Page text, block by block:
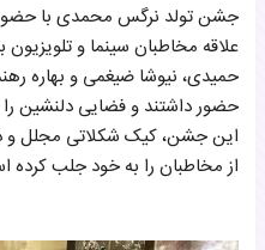
جشن تولد نرگس محمدی با حضور
علاقه مخاطبان سینما و تلویزیون
حمیدی، نیوشا ضیغمی و بهاره
حضور داشتند و فضایی دلنشین
این جشن، کیک شکلاتی مجلل و
از مخاطبان را به خود جلب کرده